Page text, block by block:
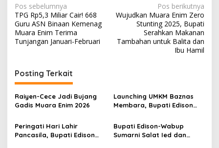
N
a
v
i
a
s
i
o
Pos sebelumnya
TPG Rp5,3 Miliar Cair! 668
Guru ASN Binaan Kemenag
Muara Enim Terima
Tunjangan Januari-Februari
Pos berikutnya
Wujudkan Muara Enim Zero
Stunting 2025, Bupati
Serahkan Makanan
Tambahan untuk Balita dan
Ibu Hamil
Posting Terkait
Raiyen-Cece Jadi Bujang
Gadis Muara Enim 2026
Launching UMKM Baznas
Membara, Bupati Edison
Usaha kepada 200
Mustahik
Peringati Hari Lahir
Pancasila, Bupati Edison
Bupati Edison-Wabup
Sumarni Salat Ied dan